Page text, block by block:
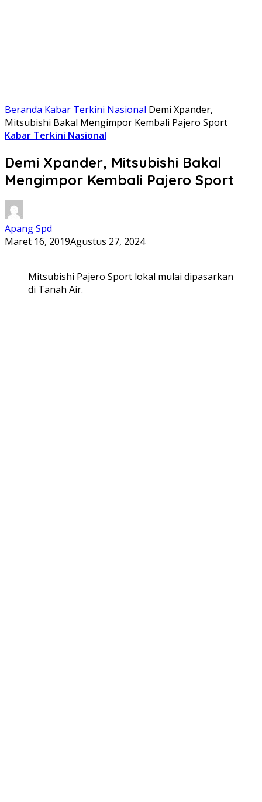
Beranda Kabar Terkini Nasional Demi Xpander,
Mitsubishi Bakal Mengimpor Kembali Pajero Sport
Kabar Terkini Nasional
Demi Xpander, Mitsubishi Bakal
Mengimpor Kembali Pajero Sport
Apang Spd
Maret 16, 2019Agustus 27, 2024
Mitsubishi Pajero Sport lokal mulai dipasarkan
di Tanah Air.